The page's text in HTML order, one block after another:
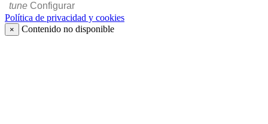
tune Configurar
Política de privacidad y cookies
× Contenido no disponible